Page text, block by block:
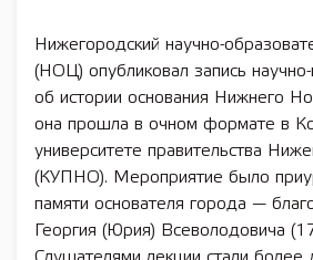
Нижегородский научно-
(НОЦ) опубликовал запись
об истории основания Нижнего
она прошла в очном формате в
университете правительства
(КУПНО). Мероприятие было
памяти основателя города —
Георгия (Юрия) Всеволодовича